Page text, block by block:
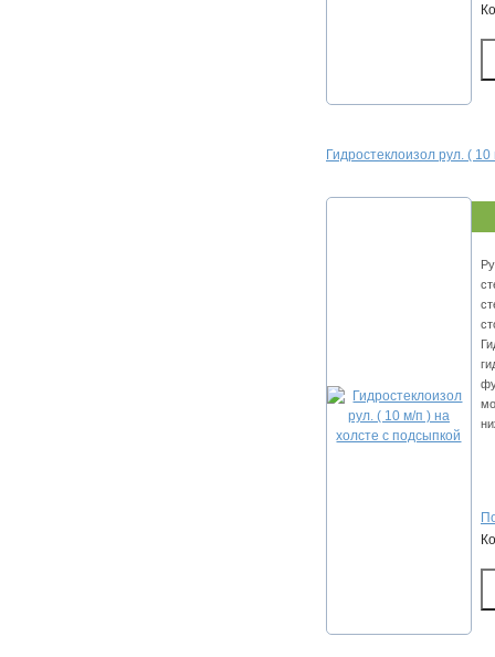
Гидростеклоизол рул. (